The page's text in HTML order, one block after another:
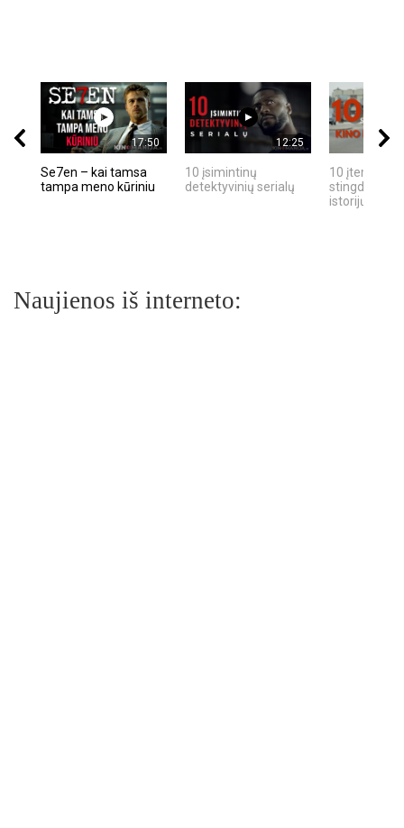
17:50
Se7en – kai tamsa
tampa meno kūriniu
12:25
10 įsimintinų
detektyvinių serialų
10 įtemptų,
stingdančių
istorijų
Naujienos iš interneto: